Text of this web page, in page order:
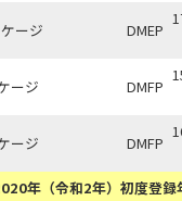
ージ DMEP
ージ DMFP
ージ DMFP
年（令和2年）初度登録